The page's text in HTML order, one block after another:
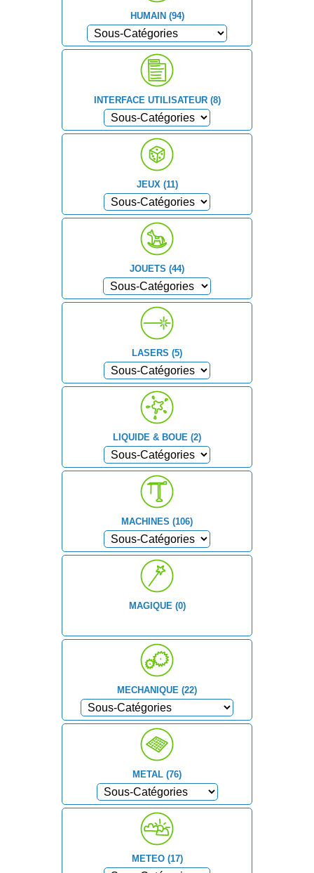
HUMAIN (94)
INTERFACE UTILISATEUR (8)
JEUX (11)
JOUETS (44)
LASERS (5)
LIQUIDE & BOUE (2)
MACHINES (106)
MAGIQUE (0)
MECHANIQUE (22)
METAL (76)
METEO (17)